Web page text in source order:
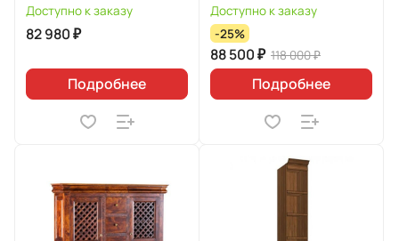
Доступно к заказу
82 980 ₽
Подробнее
Доступно к заказу
-25%
88 500 ₽ 118 000 ₽
Подробнее